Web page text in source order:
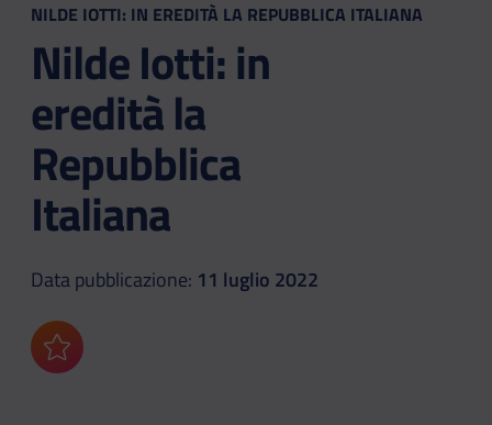
NILDE IOTTI: IN EREDITÀ LA REPUBBLICA ITALIANA
Nilde Iotti: in
eredità la
Repubblica
Italiana
Data pubblicazione: 11 luglio 2022
Aggiungi ai preferiti